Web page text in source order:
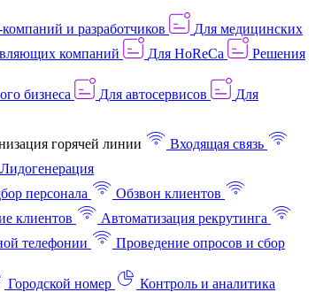
и разработчиков
Для медицинских
компаний Для HoReCa
Решения
бизнеса Для автосервисов
Для
горячей линии
Входящая связь
Лидогенерация
персонала
Обзвон клиентов
клиентов
Автоматизация рекрутинга
телефонии
Проведение опросов и сбор
Городской номер
Контроль и аналитика